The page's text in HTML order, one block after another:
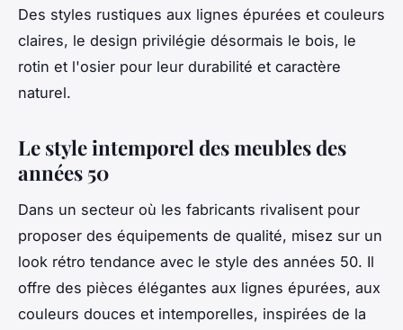
Des styles rustiques aux lignes épurées et couleurs
claires, le design privilégie désormais le bois, le
rotin et l'osier pour leur durabilité et caractère
naturel.
Le style intemporel des meubles des
années 50
Dans un secteur où les fabricants rivalisent pour
proposer des équipements de qualité, misez sur un
look rétro tendance avec le style des années 50. Il
offre des pièces élégantes aux lignes épurées, aux
couleurs douces et intemporelles, inspirées de la